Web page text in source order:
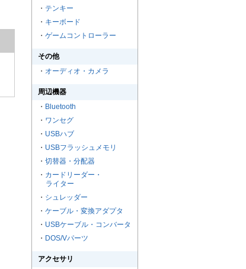
・ テンキー
・ キーボード
・ ゲームコントローラー
その他
・ オーディオ・カメラ
周辺機器
・ Bluetooth
・ ワンセグ
・ USBハブ
・ USBフラッシュメモリ
・ 切替器・分配器
・ カードリーダー・
ライター
・ シュレッダー
・ ケーブル・変換アダプタ
・ USBケーブル・コンバータ
・ DOS/Vパーツ
アクセサリ